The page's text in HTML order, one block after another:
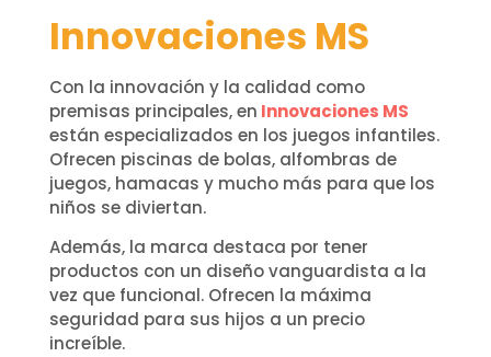
Innovaciones MS
Con la innovación y la calidad como
premisas principales, en Innovaciones MS
están especializados en los juegos infantiles.
Ofrecen piscinas de bolas, alfombras de
juegos, hamacas y mucho más para que los
niños se diviertan.
Además, la marca destaca por tener
productos con un diseño vanguardista a la
vez que funcional. Ofrecen la máxima
seguridad para sus hijos a un precio
increíble.